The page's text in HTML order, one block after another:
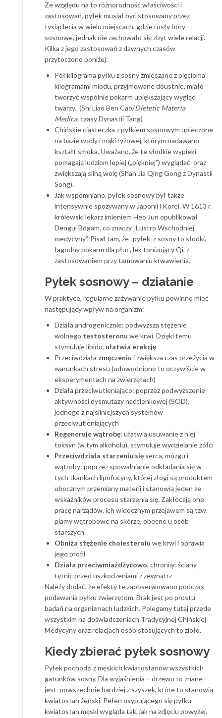
Ze względu na to różnorodność właściwości i
zastosowań, pyłek musiał być stosowany przez
tysiąclecia w wielu miejscach, gdzie rosły bory
sosnowe, jednak nie zachowało się zbyt wiele relacji.
Kilka z jego zastosowań z dawnych czasów
przytoczono poniżej:
Pół kilograma pyłku z sosny zmieszane z pięcioma
kilogramami miodu, przyjmowane doustnie, miało
tworzyć wspólnie pokarm upiększający wygląd
twarzy. (Shi Liao Ben Cao/Dietetic Materia
Medica,czasy Dynastii Tang)
Chińskie ciasteczka z pyłkiem sosnowym upieczone
na bazie wody i mąki ryżowej, którym nadawano
kształt smoka. Uważano, że te słodkie wypieki
pomagają ludziom lepiej („piękniej”) wyglądać oraz
zwiększają silną wolę (Shan Jia Qing Gong z Dynastii
Song).
Jak wspomniano, pyłek sosnowy był także
intensywnie spożywany w Japonii i Korei. W 1613 r.
królewski lekarz imieniem Heo Jun opublikował
Dengui Bogam, co znaczy „Lustro Wschodniej
medycyny”. Pisał tam, że „pyłek z sosny to słodki,
łagodny pokarm dla płuc, lek tonizujący Qi, z
zastosowaniem przy tamowaniu krwawienia.
Pyłek sosnowy – działanie
W praktyce, regularne zażywanie pyłku powinno mieć
następujący wpływ na organizm:
Działa androgenicznie: podwyższa stężenie
wolnego testosteronu we krwi. Dzięki temu
stymuluje libido, ułatwia erekcję
Przeciwdziała zmęczeniu i zwiększa czas przeżycia w
warunkach stresu (udowodniono to oczywiście w
eksperymentach na zwierzętach)
Działa przeciwutleniająco: poprzez podwyższenie
aktywności dysmutazy nadtlenkowej (SOD),
jednego z najsilniejszych systemów
przeciwutleniających
Regeneruje wątrobę: ułatwia usuwanie z niej
toksyn (w tym alkoholu), stymuluje wydzielanie żółci
Przeciwdziała starzeniu się serca, mózgu i
wątroby: poprzez spowalnianie odkładania się w
tych tkankach lipofucyny, której złogi są produktem
ubocznym przemiany materii i stanowią jeden ze
wskaźników procesu starzenia się. Zakłócają one
pracę narządów, ich widocznym przejawem są tzw.
plamy wątrobowe na skórze, obecne u osób
starszych.
Obniża stężenie cholesterolu we krwi i oprawia
jego profil
Działa przeciwmiażdżycowo, chroniąc ściany
tętnic przed uszkodzeniami z zewnątrz
Należy dodać, że efekty te zaobserwowano podczas
podawania pyłku zwierzętom. Brak jest po prostu
badań na organizmach ludzkich. Polegamy tutaj przede
wszystkim na doświadczeniach Tradycyjnej Chińskiej
Medycyny oraz relacjach osób stosujących to zioło.
Kiedy zbierać pyłek sosnowy
Pyłek pochodzi z męskich kwiatostanów wszystkich
gatunków sosny. Dla wyjaśnienia – drzewo to znane
jest powszechnie bardziej z szyszek, które to stanowią
kwiatostan żeński. Pełen osypującego się pyłku
kwiatostan męski wygląda tak, jak na zdjęciu powyżej.